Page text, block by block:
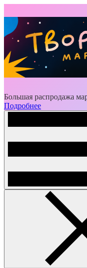
Большая распродажа
Подробнее